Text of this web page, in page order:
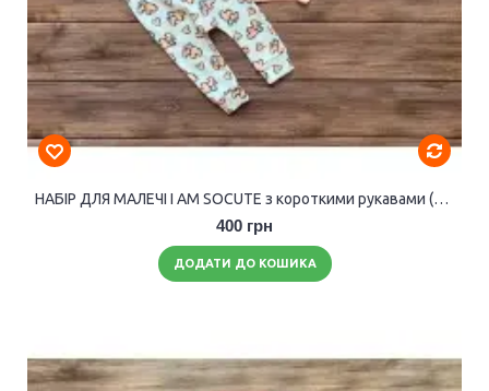
НАБІР ДЛЯ МАЛЕЧІ I AM SOCUTE з короткими рукавами (дівчинка).
400 грн
ДОДАТИ ДО КОШИКА